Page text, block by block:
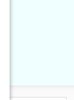
Warenkorb